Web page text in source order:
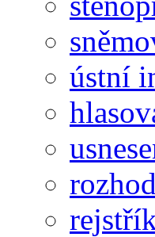
ústní